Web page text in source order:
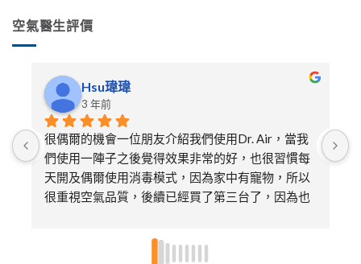
空氣醫生評價
Hsu瑋瑋
3 年前
很偶爾的機會一位朋友介紹我們使用Dr. Air，當我
們使用一陣子之後覺得效果非常的好，也很習慣每
天開及偶爾使用消毒模式，因為家中有寵物，所以
很重視空氣品質，後續已經買了第三台了，因為也
換濾芯只需要定期的清潔即可，非常環保～～超推